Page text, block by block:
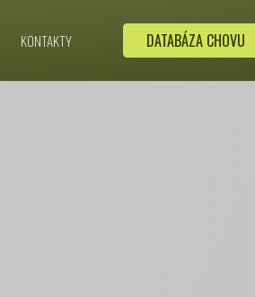
KONTAKTY DATABÁZA CHOVU